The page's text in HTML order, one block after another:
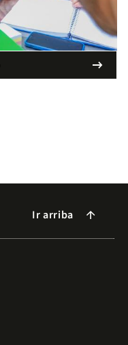
arrow_right_alt
Ir arriba arrow_forward